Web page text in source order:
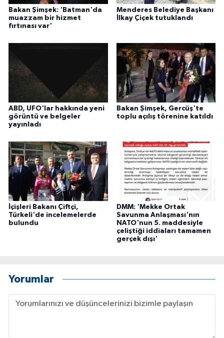
Bakan Şimşek: 'Batman'da
muazzam bir hizmet
fırtınası var'
Menderes Belediye Başkanı
İlkay Çiçek tutuklandı
ABD, UFO'lar hakkında yeni
görüntü ve belgeler
yayınladı
Bakan Şimşek, Gercüş'te
toplu açılış törenine katıldı
İçişleri Bakanı Çiftçi,
Türkeli'de incelemelerde
bulundu
DMM: 'Mekke Ortak
Savunma Anlaşması'nın
NATO'nun 5. maddesiyle
çeliştiği iddiaları tamamen
gerçek dışı'
Yorumlar